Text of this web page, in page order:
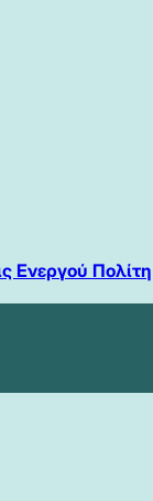
Ενεργού Πολίτη